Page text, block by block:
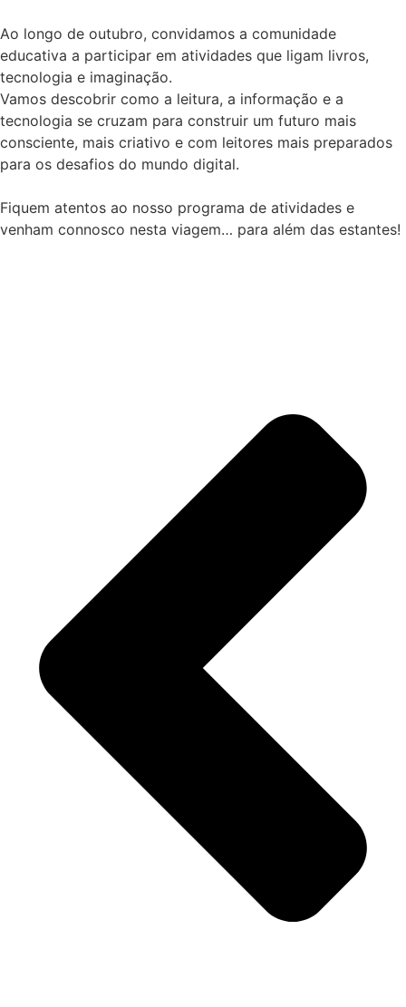
Ao longo de outubro, convidamos a comunidade
educativa a participar em atividades que ligam livros,
tecnologia e imaginação.
Vamos descobrir como a leitura, a informação e a
tecnologia se cruzam para construir um futuro mais
consciente, mais criativo e com leitores mais preparados
para os desafios do mundo digital.
Fiquem atentos ao nosso programa de atividades e
venham connosco nesta viagem… para além das estantes!